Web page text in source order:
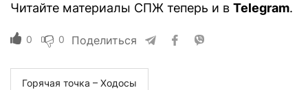
Читайте материалы СПЖ теперь и в Telegram.
0 0 Поделиться
Горячая точка – Ходосы